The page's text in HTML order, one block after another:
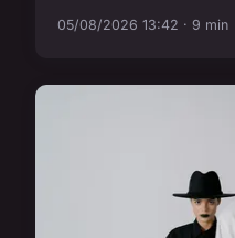
05/08/2026 13:42 · 9 min